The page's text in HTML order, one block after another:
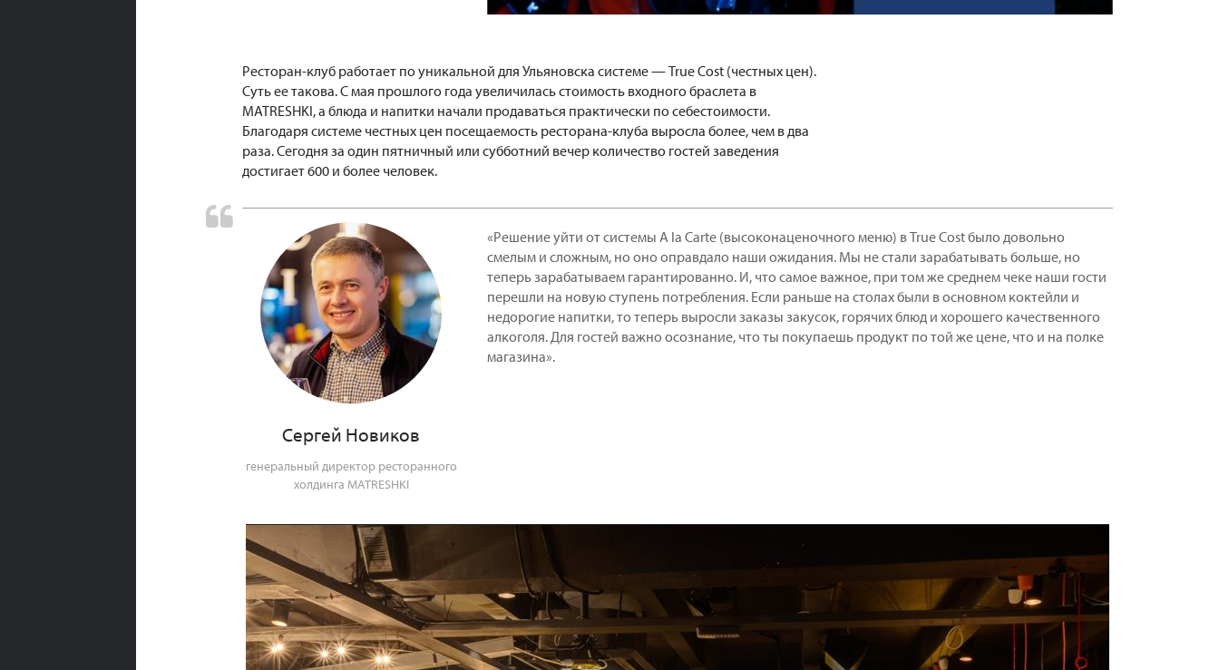
Ресторан-клуб работает по уникальной для Ульяновска системе — True Cost (честных цен).
Суть ее такова. С мая прошлого года увеличилась стоимость входного браслета в
MATRESHKI, а блюда и напитки начали продаваться практически по себестоимости.
Благодаря системе честных цен посещаемость ресторана-клуба выросла более, чем в два
раза. Сегодня за один пятничный или субботний вечер количество гостей заведения
достигает 600 и более человек.
Сергей Новиков
генеральный директор ресторанного
холдинга MATRESHKI
«Решение уйти от системы A la Carte (высоконаценочного меню) в True Cost было довольно
смелым и сложным, но оно оправдало наши ожидания. Мы не стали зарабатывать больше, но
теперь зарабатываем гарантированно. И, что самое важное, при том же среднем чеке наши гости
перешли на новую ступень потребления. Если раньше на столах были в основном коктейли и
недорогие напитки, то теперь выросли заказы закусок, горячих блюд и хорошего качественного
алкоголя. Для гостей важно осознание, что ты покупаешь продукт по той же цене, что и на полке
магазина».